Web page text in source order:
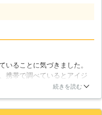
者をお探しなら「鍵当番さ
応できるので、お客様の都合
て対応いたします。
失・盗難に遭ってしまった時
換、鍵穴の内部が故障した時
も対応させて頂きます。
鍵に対応】 自動車・バイク
クターロックセキュリティは
いることに気づきました。
携帯で調べているとアイジ
ィさんを見つけて電話して
続きを読む